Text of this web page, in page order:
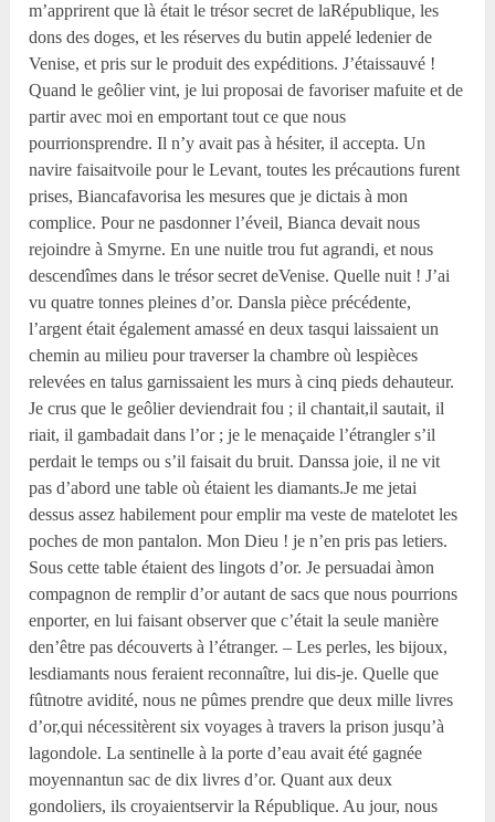
m’apprirent que là était le trésor secret de laRépublique, les
dons des doges, et les réserves du butin appelé ledenier de
Venise, et pris sur le produit des expéditions. J’étaissauvé !
Quand le geôlier vint, je lui proposai de favoriser mafuite et de
partir avec moi en emportant tout ce que nous
pourrionsprendre. Il n’y avait pas à hésiter, il accepta. Un
navire faisaitvoile pour le Levant, toutes les précautions furent
prises, Biancafavorisa les mesures que je dictais à mon
complice. Pour ne pasdonner l’éveil, Bianca devait nous
rejoindre à Smyrne. En une nuitle trou fut agrandi, et nous
descendîmes dans le trésor secret deVenise. Quelle nuit ! J’ai
vu quatre tonnes pleines d’or. Dansla pièce précédente,
l’argent était également amassé en deux tasqui laissaient un
chemin au milieu pour traverser la chambre où lespièces
relevées en talus garnissaient les murs à cinq pieds dehauteur.
Je crus que le geôlier deviendrait fou ; il chantait,il sautait, il
riait, il gambadait dans l’or ; je le menaçaide l’étrangler s’il
perdait le temps ou s’il faisait du bruit. Danssa joie, il ne vit
pas d’abord une table où étaient les diamants.Je me jetai
dessus assez habilement pour emplir ma veste de matelotet les
poches de mon pantalon. Mon Dieu ! je n’en pris pas letiers.
Sous cette table étaient des lingots d’or. Je persuadai àmon
compagnon de remplir d’or autant de sacs que nous pourrions
enporter, en lui faisant observer que c’était la seule manière
den’être pas découverts à l’étranger. – Les perles, les bijoux,
lesdiamants nous feraient reconnaître, lui dis-je. Quelle que
fûtnotre avidité, nous ne pûmes prendre que deux mille livres
d’or,qui nécessitèrent six voyages à travers la prison jusqu’à
lagondole. La sentinelle à la porte d’eau avait été gagnée
moyennantun sac de dix livres d’or. Quant aux deux
gondoliers, ils croyaientservir la République. Au jour, nous